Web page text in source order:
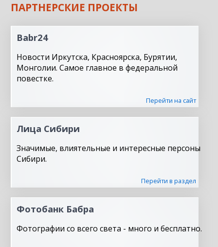
ПАРТНЕРСКИЕ ПРОЕКТЫ
Babr24
Новости Иркутска, Красноярска, Бурятии,
Монголии. Самое главное в федеральной
повестке.
Перейти на сайт
Лица Сибири
Значимые, влиятельные и интересные персоны
Сибири.
Перейти в раздел
Фотобанк Бабра
Фотографии со всего света - много и бесплатно.